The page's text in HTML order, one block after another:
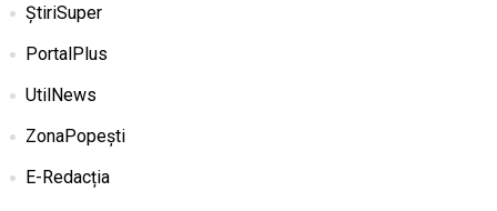
ȘtiriSuper
PortalPlus
UtilNews
ZonaPopești
E-Redacția